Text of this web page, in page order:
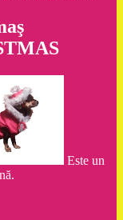
Este un